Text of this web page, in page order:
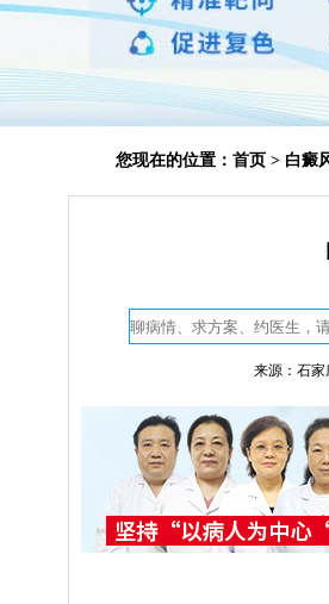
您现在的位置： 首页 > 白癜
来源：石